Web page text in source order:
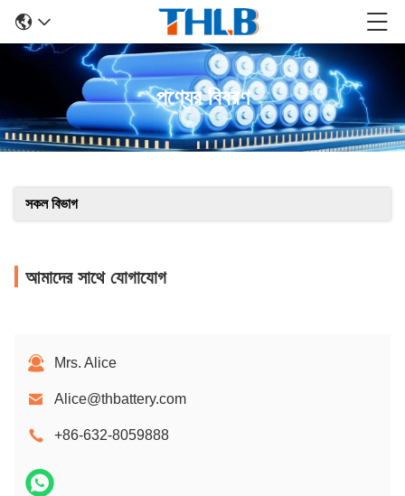
পণ্যের বিবরণ
সকল বিভাগ
আমাদের সাথে যোগাযোগ
Mrs. Alice
Alice@thbattery.com
+86-632-8059888